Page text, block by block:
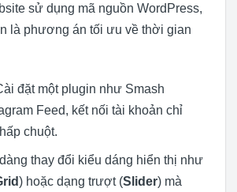
sử dụng mã nguồn WordPress,
là phương án tối ưu về thời gian
đặt một plugin như Smash
Feed, kết nối tài khoản chỉ
chuột.
thay đổi kiểu dáng hiển thị như
) hoặc dạng trượt (Slider) mà